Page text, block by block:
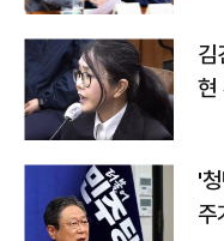
김
현
'
주